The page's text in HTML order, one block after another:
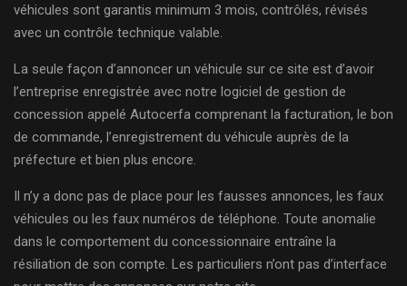
véhicules sont garantis minimum 3 mois, contrôlés, révisés
avec un contrôle technique valable.
La seule façon d’annoncer un véhicule sur ce site est d’avoir
l’entreprise enregistrée avec notre logiciel de gestion de
concession appelé Autocerfa comprenant la facturation, le bon
de commande, l’enregistrement du véhicule auprès de la
préfecture et bien plus encore.
Il n’y a donc pas de place pour les fausses annonces, les faux
véhicules ou les faux numéros de téléphone. Toute anomalie
dans le comportement du concessionnaire entraîne la
résiliation de son compte. Les particuliers n’ont pas d’interface